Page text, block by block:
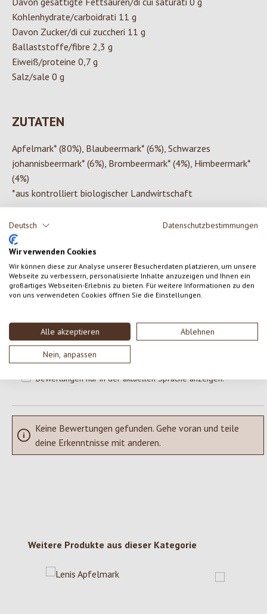
Deutsch Datenschutzbestimmungen
Wir verwenden Cookies
Wir können diese zur Analyse unserer Besucherdaten platzieren, um unsere
Webseite zu verbessern, personalisierte Inhalte anzuzeigen und Ihnen ein
großartiges Webseiten-Erlebnis zu bieten. Für weitere Informationen zu den
von uns verwendeten Cookies öffnen Sie die Einstellungen.
Alle akzeptieren Ablehnen
Nein, anpassen
Kohlenhydrate/carboidrati 11 g
Davon Zucker/di cui zuccheri 11 g
Ballaststoffe/fibre 2,3 g
Eiweiß/proteine 0,7 g
Salz/sale 0 g
ZUTATEN
Apfelmark* (80%), Blaubeermark* (6%), Schwarzes
johannisbeermark* (6%), Brombeermark* (4%), Himbeermark*
(4%)
*aus kontrolliert biologischer Landwirtschaft
0 von 0 Bewertungen
Durchschnittliche Bewertung von 0 von 5 Sternen
Gib eine Bewertung ab!
SCHREIBE EINE BEWERTUNG
Bewertungen nur in der aktuellen Sprache anzeigen.
Keine Bewertungen gefunden. Gehe voran und teile
deine Erkenntnisse mit anderen.
Produktgalerie überspringen
Weitere Produkte aus dieser Kategorie